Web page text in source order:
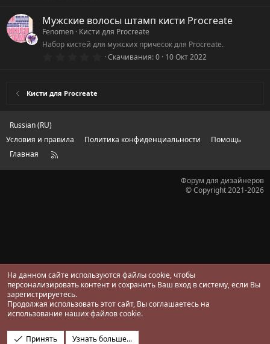
0
з
в
ё
д
Мужские волосы штамп кисти Procreate
Fenomen Кисти для Procreate
Набор кистей для мужских причесок для Procreate.
0Скачивания 0 10 Окт 2022
Кисти для Procreate
Russian (RU)
Условия и правила
Политика конфиденциальности
Помощь
Главная
R
Форум для дизайнеров
© Copyright 2021-2026
На данном сайте используются файлы cookie, чтобы
персонализировать контент и сохранить Ваш вход в систему, если Вы
зарегистрируетесь.
Продолжая использовать этот сайт, Вы соглашаетесь на
использование наших файлов cookie.
Принять Узнать больше...